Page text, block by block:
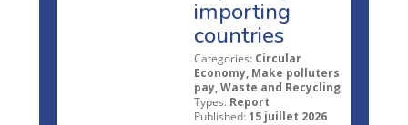
importing
countries
Categories: Circular
Economy, Make polluters
pay, Waste and Recycling
Types: Report
Published: 15 juillet 2026